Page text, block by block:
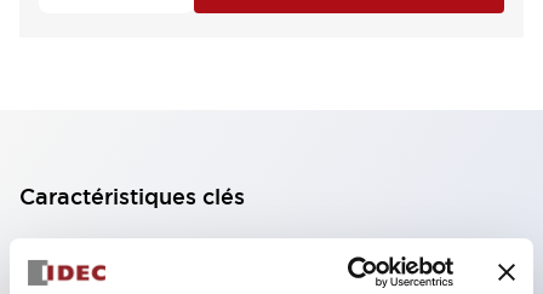
Caractéristiques clés
Unité d'affichage compacte avec 8 types de